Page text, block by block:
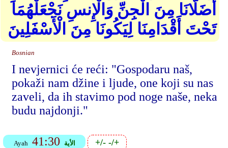
أَضَلَّانَا مِنَ الْجِنِّ وَالْإِنسِ نَجْعَلْهُمَا
تَحْتَ أَقْدَامِنَا لِيَكُونَا مِنَ الْأَسْفَلِينَ
Bosnian
I nevjernici će reći: "Gospodaru naš,
pokaži nam džine i ljude, one koji su nas
zaveli, da ih stavimo pod noge naše, neka
budu najdonji."
Ayah 41:30 الأية +/--/+